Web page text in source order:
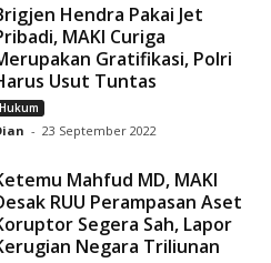
Hendra Pakai Jet
MAKI Curiga
Gratifikasi, Polri
Usut Tuntas
Hukum
- 23 September 2022
Mahfud MD, MAKI
RUU Perampasan Aset
Segera Sah, Lapor
Negara Triliunan